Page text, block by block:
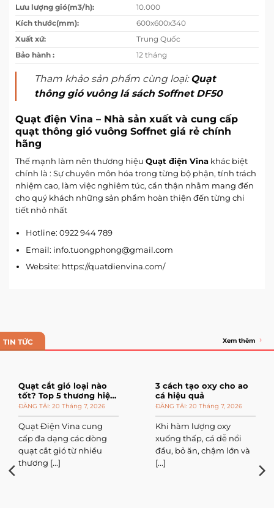
Lưu lượng gió(m3/h):
10.000
Kích thước(mm):
600x600x340
Xuất xứ:
Trung Quốc
Bảo hành :
12 tháng
Tham khảo sản phẩm cùng loại:Quạt
thông gió vuông lá sách Soffnet DF50
Quạt điện Vina – Nhà sản xuất và cung cấp
quạt thông gió vuông Soffnet giá rẻ chính
hãng
Thế mạnh làm nên thương hiệu Quạt điện Vina khác biệt
chính là : Sự chuyên môn hóa trong từng bộ phận, tính trách
nhiệm cao, làm việc nghiêm túc, cẩn thận nhằm mang đến
cho quý khách những sản phẩm hoàn thiện đến từng chi
tiết nhỏ nhất
Hotline: 0922 944 789
Email: info.tuongphong@gmail.com
Website: https://quatdienvina.com/
TIN TỨC Xem thêm
Quạt cắt gió loại nào
tốt? Top 5 thương hiệu
đáng mua20 Tháng 7, 2026
Quạt Điện Vina cung
cấp đa dạng các dòng
quạt cắt gió từ nhiều
thương [...]
3 cách tạo oxy cho ao
cá hiệu quả
20 Tháng 7, 2026
Khi hàm lượng oxy
xuống thấp, cá dễ nổi
đầu, bỏ ăn, chậm lớn và
[...]